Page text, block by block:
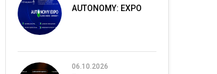
AUTONOMY: EXPO
06.10.2026